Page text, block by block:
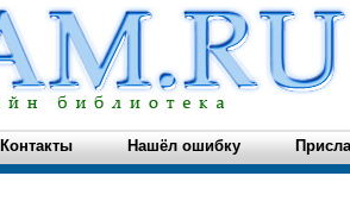
Контакты Нашёл ошибку